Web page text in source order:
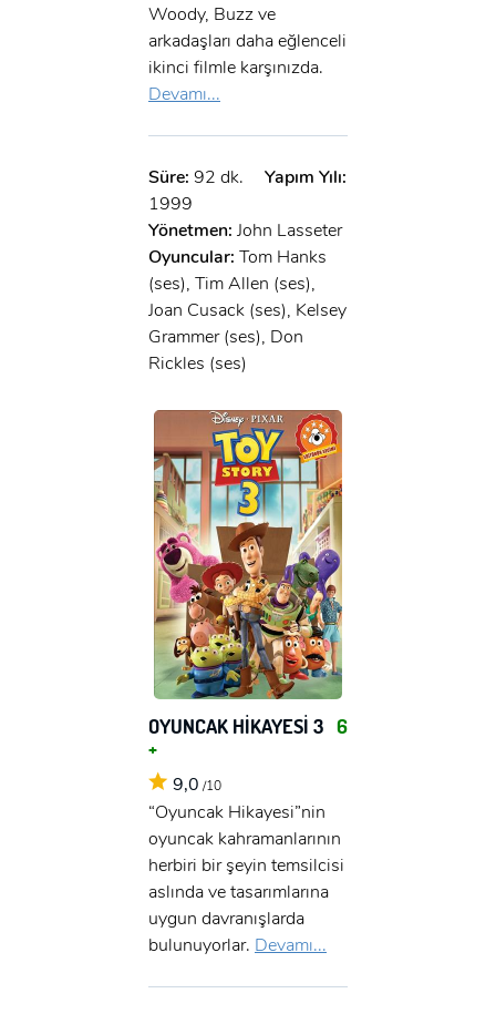
Woody, Buzz ve
arkadaşları daha eğlenceli
ikinci filmle karşınızda.
Devamı...
Süre: 92 dk.
Yapım Yılı:
1999
Yönetmen: John Lasseter
Oyuncular: Tom Hanks
(ses), Tim Allen (ses),
Joan Cusack (ses), Kelsey
Grammer (ses), Don
Rickles (ses)
OYUNCAK HİKAYESİ 3 6
+
9,0 /10
“Oyuncak Hikayesi”nin
oyuncak kahramanlarının
herbiri bir şeyin temsilcisi
aslında ve tasarımlarına
uygun davranışlarda
bulunuyorlar. Devamı...